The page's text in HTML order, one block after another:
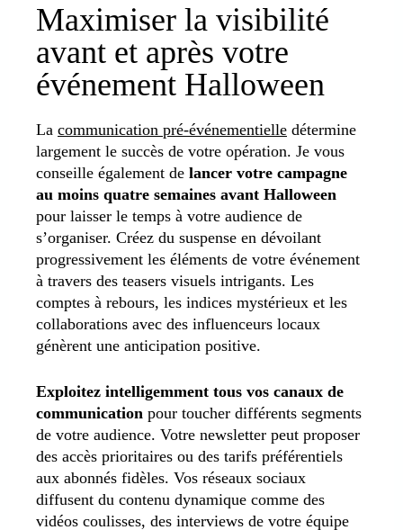
Maximiser la visibilité
avant et après votre
événement Halloween
La communication pré-événementielle détermine
largement le succès de votre opération. Je vous
conseille également de lancer votre campagne
au moins quatre semaines avant Halloween
pour laisser le temps à votre audience de
s’organiser. Créez du suspense en dévoilant
progressivement les éléments de votre événement
à travers des teasers visuels intrigants. Les
comptes à rebours, les indices mystérieux et les
collaborations avec des influenceurs locaux
génèrent une anticipation positive.
Exploitez intelligemment tous vos canaux de
communication pour toucher différents segments
de votre audience. Votre newsletter peut proposer
des accès prioritaires ou des tarifs préférentiels
aux abonnés fidèles. Vos réseaux sociaux
diffusent du contenu dynamique comme des
vidéos coulisses, des interviews de votre équipe